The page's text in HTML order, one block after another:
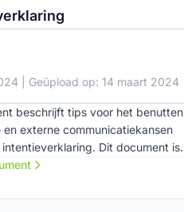
| Geüpload op: 14 maart 2024
beschrijft tips voor het benutten
en externe communicatiekansen
Dit document is
bij fase 1 van integrale
de samenwerking.